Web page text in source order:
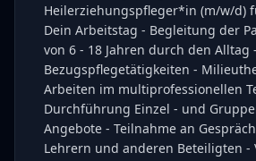
Heilerziehungspfleger*in (m/w/d)
Dein Arbeitstag - Begleitung der
von 6 - 18 Jahren durch den Alltag -
Bezugspflegetätigkeiten -
Arbeiten im multiprofessionellen
Durchführung Einzel - und
Angebote - Teilnahme an
Lehrern und anderen Beteiligten